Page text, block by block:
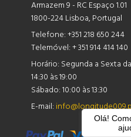
Armazem 9 - RC Espaço 1.01
1800-224 Lisboa, Portugal
Telefone:+351 218 650 244
Telemóvel: + 351 914 414 140
Horário: Segunda a Sexta
14:30 às 19:00
Sábado: 10:00 às 13:30
E-mail:
Olá!